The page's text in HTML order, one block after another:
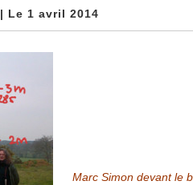
| Le 1 avril 2014
Marc Simon devant le